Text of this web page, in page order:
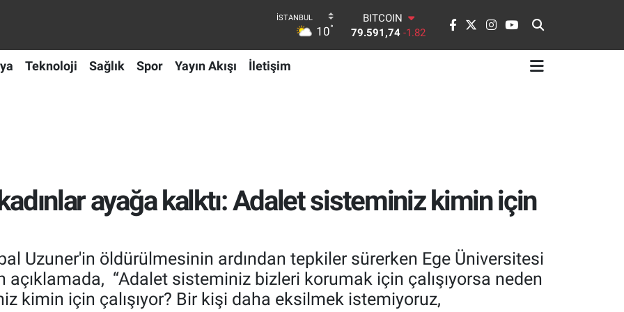
10°
BITCOIN
79.591,74
-1.82
DOLAR
Teknoloji Sağlık Spor Yayın Akışı İletişim
ayağa kalktı: Adalet sisteminiz kimin için
Uzuner'in öldürülmesinin ardından tepkiler sürerken Ege Üniversitesi
açıklamada, “Adalet sisteminiz bizleri korumak için çalışıyorsa neden
kimin için çalışıyor? Bir kişi daha eksilmek istemiyoruz,